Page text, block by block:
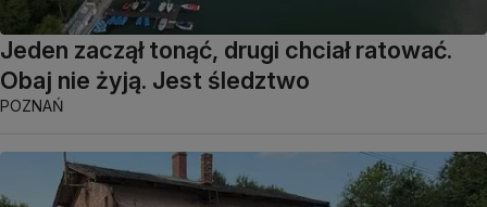
Jeden zaczął tonąć, drugi chciał ratować.
Obaj nie żyją. Jest śledztwo
POZNAŃ